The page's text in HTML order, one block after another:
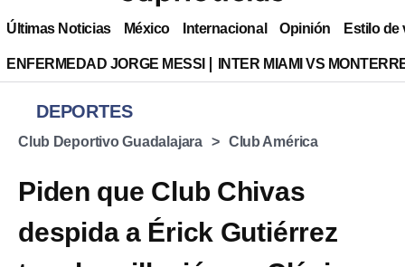
Últimas Noticias México Internacional Opinión Estilo de
ENFERMEDAD JORGE MESSI INTER MIAMI VS
DEPORTES
Club Deportivo Guadalajara Club América
Piden que Club Chivas
despida a Érick Gutiérrez